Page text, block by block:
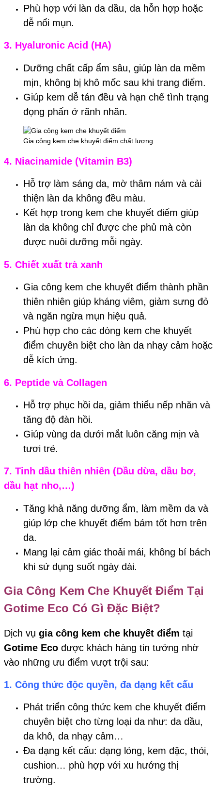
Phù hợp với làn da dầu, da hỗn hợp hoặc
dễ nổi mụn.
3. Hyaluronic Acid (HA)
Dưỡng chất cấp ẩm sâu, giúp làn da mềm
mịn, không bị khô mốc sau khi trang điểm.
Giúp kem dễ tán đều và hạn chế tình trạng
đọng phấn ở rãnh nhăn.
Gia công kem che khuyết điểm chất lượng
4. Niacinamide (Vitamin B3)
Hỗ trợ làm sáng da, mờ thâm nám và cải
thiện làn da không đều màu.
Kết hợp trong kem che khuyết điểm giúp
làn da không chỉ được che phủ mà còn
được nuôi dưỡng mỗi ngày.
5. Chiết xuất trà xanh
Gia công kem che khuyết điểm thành phần
thiên nhiên giúp kháng viêm, giảm sưng đỏ
và ngăn ngừa mụn hiệu quả.
Phù hợp cho các dòng kem che khuyết
điểm chuyên biệt cho làn da nhạy cảm hoặc
dễ kích ứng.
6. Peptide và Collagen
Hỗ trợ phục hồi da, giảm thiểu nếp nhăn và
tăng độ đàn hồi.
Giúp vùng da dưới mắt luôn căng mịn và
tươi trẻ.
7. Tinh dầu thiên nhiên (Dầu dừa, dầu bơ,
dầu hạt nho,…)
Tăng khả năng dưỡng ẩm, làm mềm da và
giúp lớp che khuyết điểm bám tốt hơn trên
da.
Mang lại cảm giác thoải mái, không bí bách
khi sử dụng suốt ngày dài.
Gia Công Kem Che Khuyết Điểm Tại
Gotime Eco Có Gì Đặc Biệt?
Dịch vụ gia công kem che khuyết điểm tại
Gotime Eco được khách hàng tin tưởng nhờ
vào những ưu điểm vượt trội sau:
1. Công thức độc quyền, đa dạng kết cấu
Phát triển công thức kem che khuyết điểm
chuyên biệt cho từng loại da như: da dầu,
da khô, da nhạy cảm…
Đa dạng kết cấu: dạng lỏng, kem đặc, thỏi,
cushion… phù hợp với xu hướng thị
trường.